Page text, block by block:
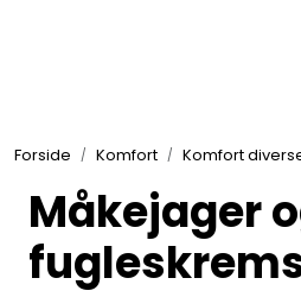
Forside Komfort Komfort
Måkejager
Bygg/Innredning